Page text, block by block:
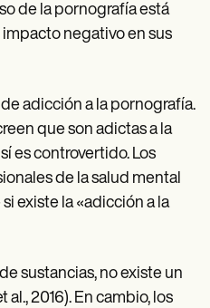
de la pornografía está
negativo en sus
adicción a la pornografía.
que son adictas a la
es controvertido. Los
de la salud mental
existe la «adicción a la
sustancias, no existe un
2016). En cambio, los